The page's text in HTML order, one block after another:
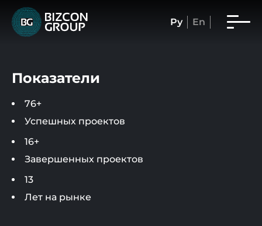
Ру En
Показатели
76+
Успешных проектов
16+
Завершенных проектов
13
Лет на рынке